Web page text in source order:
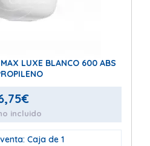
LUXE BLANCO 600 ABS
€
incluido
Caja de 1